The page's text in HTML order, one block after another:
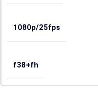
1080p/25fps
f38+fh